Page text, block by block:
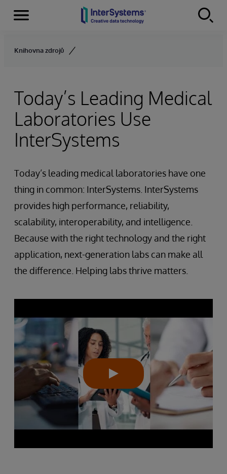
Skip to content
Menu
Knihovna zdrojů
Today’s Leading Medical
Laboratories Use
InterSystems
Today’s leading medical laboratories have one
thing in common: InterSystems. InterSystems
provides high performance, reliability,
scalability, interoperability, and intelligence.
Because with the right technology and the right
application, next-generation labs can make all
the difference. Helping labs thrive matters.